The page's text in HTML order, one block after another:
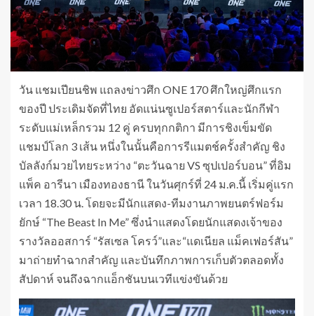
วัน แชมเปียนชิพ แถลงข่าวศึก ONE 170 ศึกใหญ่ศึกแรก
ของปี ประเดิมจัดที่ไทย อัดแน่นซูเปอร์สตาร์และนักกีฬา
ระดับแม่เหล็กรวม 12 คู่ ครบทุกกติกา มีการชิงเข็มขัด
แชมป์โลก 3 เส้น หนึ่งในนั้นคือการรีแมตช์ครั้งสำคัญ ชิง
บัลลังก์มวยไทยระหว่าง “ตะวันฉาย VS ซุปเปอร์บอน” ที่อิม
แพ็ค อารีนา เมืองทองธานี ในวันศุกร์ที่ 24 ม.ค.นี้ เริ่มคู่แรก
เวลา 18.30 น. โดยจะมีนักแสดง-ทีมงานภาพยนตร์ฟอร์ม
ยักษ์ “The Beast In Me” ซึ่งนำแสดงโดยนักแสดงเจ้าของ
รางวัลออสการ์ “รัสเซล โครว์”และ“แดเนียล แม็คเฟอร์สัน”
มาถ่ายทำฉากสำคัญ และบันทึกภาพการเก็บตัวตลอดทั้ง
สัปดาห์ จนถึงฉากแอ็กชันบนเวทีแข่งขันด้วย